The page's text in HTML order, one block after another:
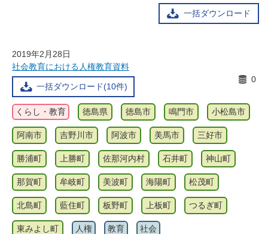
一括ダウンロード
2019年2月28日
社会教育における人権教育資料
一括ダウンロード(10件)
0
くらし・教育 徳島県 徳島市 鳴門市 小松島市
阿南市 吉野川市 阿波市 美馬市 三好市
勝浦町 上勝町 佐那河内村 石井町 神山町
那賀町 牟岐町 美波町 海陽町 松茂町
北島町 藍住町 板野町 上板町 つるぎ町
東みよし町 人権 教育 社会